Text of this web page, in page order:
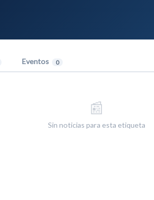
Eventos 0
📰
Sin noticias para esta etiqueta